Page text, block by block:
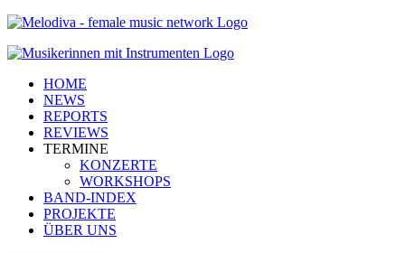
HOME
NEWS
REPORTS
REVIEWS
TERMINE
KONZERTE
WORKSHOPS
BAND-INDEX
PROJEKTE
ÜBER UNS